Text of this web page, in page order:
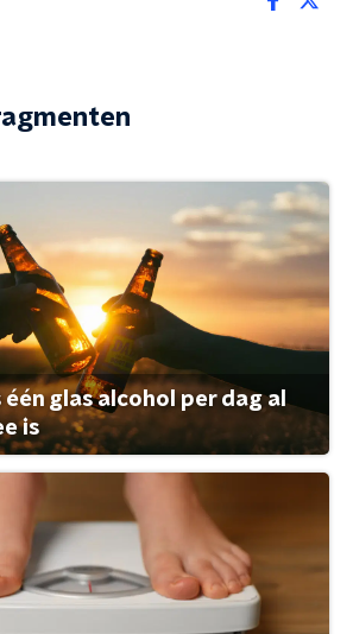
glas alcohol per dag al
is